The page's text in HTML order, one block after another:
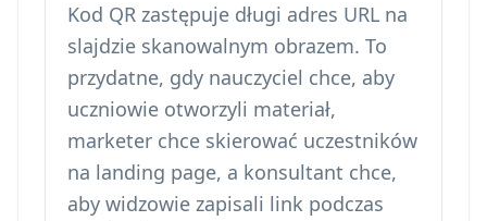
Kod QR zastępuje długi adres URL na
slajdzie skanowalnym obrazem. To
przydatne, gdy nauczyciel chce, aby
uczniowie otworzyli materiał,
marketer chce skierować uczestników
na landing page, a konsultant chce,
aby widzowie zapisali link podczas